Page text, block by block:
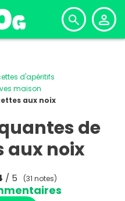
d'apéritifs
maison
aux noix
de
aux noix
/ 5 (31 notes)